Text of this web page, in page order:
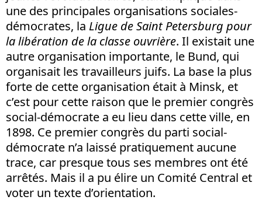
une des principales organisations sociales-
démocrates, la Ligue de Saint Petersburg pour
la libération de la classe ouvrière. Il existait une
autre organisation importante, le Bund, qui
organisait les travailleurs juifs. La base la plus
forte de cette organisation était à Minsk, et
c’est pour cette raison que le premier congrès
social-démocrate a eu lieu dans cette ville, en
1898. Ce premier congrès du parti social-
démocrate n’a laissé pratiquement aucune
trace, car presque tous ses membres ont été
arrêtés. Mais il a pu élire un Comité Central et
voter un texte d’orientation.